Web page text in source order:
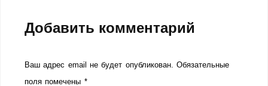
Добавить комментарий
Ваш адрес email не будет опубликован. Обязательные
поля помечены *